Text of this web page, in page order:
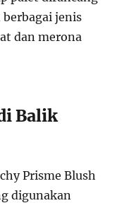
jenis
dan merona
Balik
Prisme Blush
digunakan